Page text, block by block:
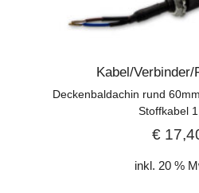
Kabel/
Deckenbaldachin rund
Stoffkabel
€
inkl. 20 %